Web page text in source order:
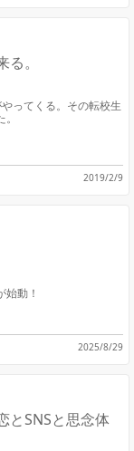
。
ってくる。その転校生
2019/2/9
動！
2025/8/29
とSNSと思念体